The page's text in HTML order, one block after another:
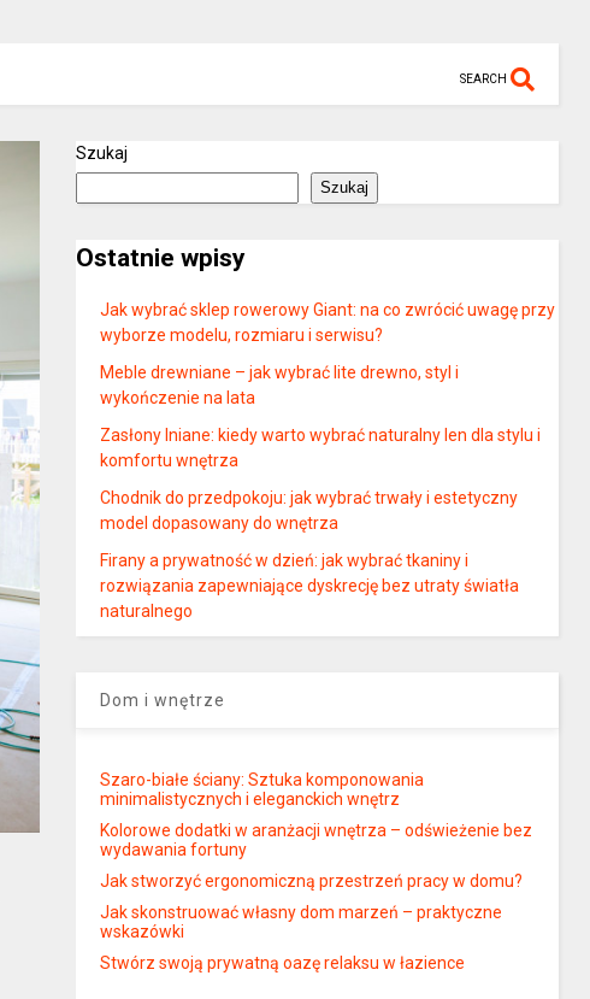
SEARCH
Szukaj
Szukaj
Ostatnie wpisy
Jak wybrać sklep rowerowy Giant: na co zwrócić uwagę przy
wyborze modelu, rozmiaru i serwisu?
Meble drewniane – jak wybrać lite drewno, styl i
wykończenie na lata
Zasłony lniane: kiedy warto wybrać naturalny len dla stylu i
komfortu wnętrza
Chodnik do przedpokoju: jak wybrać trwały i estetyczny
model dopasowany do wnętrza
Firany a prywatność w dzień: jak wybrać tkaniny i
rozwiązania zapewniające dyskrecję bez utraty światła
naturalnego
Dom i wnętrze
Szaro-białe ściany: Sztuka komponowania
minimalistycznych i eleganckich wnętrz
Kolorowe dodatki w aranżacji wnętrza – odświeżenie bez
wydawania fortuny
Jak stworzyć ergonomiczną przestrzeń pracy w domu?
Jak skonstruować własny dom marzeń – praktyczne
wskazówki
Stwórz swoją prywatną oazę relaksu w łazience